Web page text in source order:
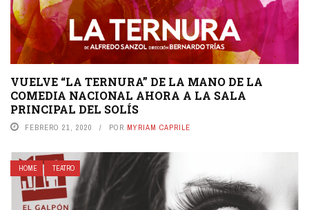
VUELVE “LA TERNURA” DE LA MANO DE LA
COMEDIA NACIONAL AHORA A LA SALA
PRINCIPAL DEL SOLÍS
FEBRERO 21, 2020 POR MYRIAM CAPRILE
HOME TEATRO